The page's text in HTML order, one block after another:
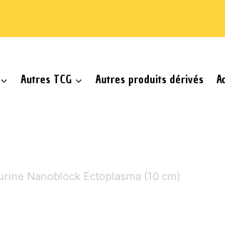
Autres TCG Autres produits dérivés
Nanoblock Ectoplasma (10 cm)